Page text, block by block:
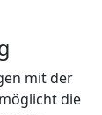
mit der
die